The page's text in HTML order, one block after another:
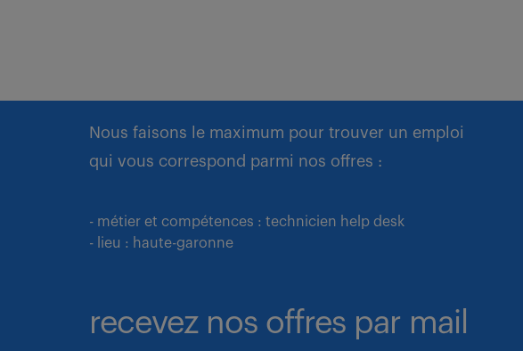
Nous faisons le maximum pour trouver un emploi
qui vous correspond parmi nos offres :
- métier et compétences : technicien help desk
- lieu : haute-garonne
recevez nos offres par mail